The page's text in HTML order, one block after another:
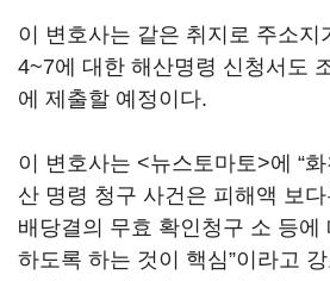
이 변호사는 같은 취지로 주소지
4~7에 대한 해산명령 신청서도
에 제출할 예정이다.
이 변호사는 <뉴스토마토>에 “
산 명령 청구 사건은 피해액 보
배당결의 무효 확인청구 소 등에
하도록 하는 것이 핵심”이라고